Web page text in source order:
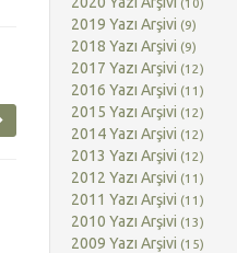
2019 Yazı Arşivi (9)
2018 Yazı Arşivi (9)
2017 Yazı Arşivi (12)
2016 Yazı Arşivi (11)
2015 Yazı Arşivi (12)
2014 Yazı Arşivi (12)
2013 Yazı Arşivi (12)
2012 Yazı Arşivi (11)
2011 Yazı Arşivi (11)
2010 Yazı Arşivi (13)
2009 Yazı Arşivi (15)